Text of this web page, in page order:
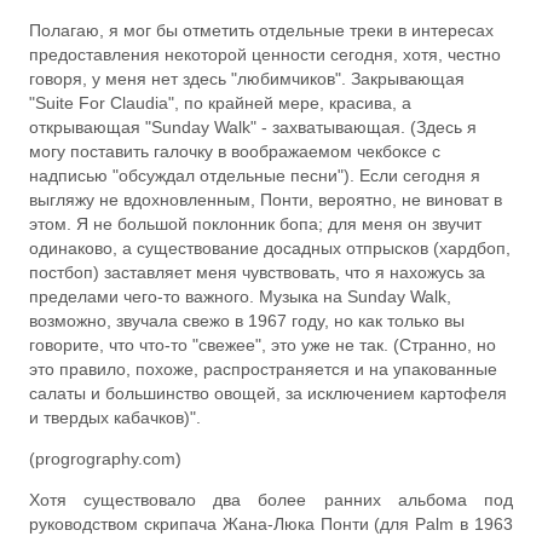
Полагаю, я мог бы отметить отдельные треки в интересах
предоставления некоторой ценности сегодня, хотя, честно
говоря, у меня нет здесь "любимчиков". Закрывающая
"Suite For Claudia", по крайней мере, красива, а
открывающая "Sunday Walk" - захватывающая. (Здесь я
могу поставить галочку в воображаемом чекбоксе с
надписью "обсуждал отдельные песни"). Если сегодня я
выгляжу не вдохновленным, Понти, вероятно, не виноват в
этом. Я не большой поклонник бопа; для меня он звучит
одинаково, а существование досадных отпрысков (хардбоп,
постбоп) заставляет меня чувствовать, что я нахожусь за
пределами чего-то важного. Музыка на Sunday Walk,
возможно, звучала свежо в 1967 году, но как только вы
говорите, что что-то "свежее", это уже не так. (Странно, но
это правило, похоже, распространяется и на упакованные
салаты и большинство овощей, за исключением картофеля
и твердых кабачков)".
(progrography.com)
Хотя существовало два более ранних альбома под
руководством скрипача Жана-Люка Понти (для Palm в 1963